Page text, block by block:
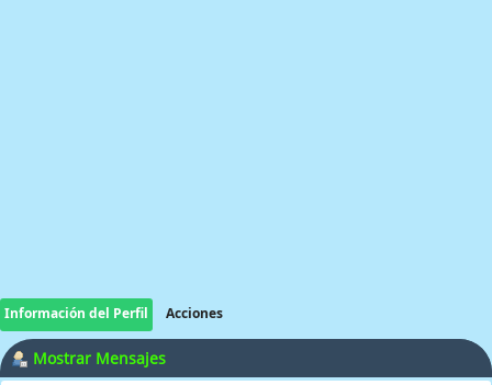
Información del Perfil Acciones
Mostrar Mensajes